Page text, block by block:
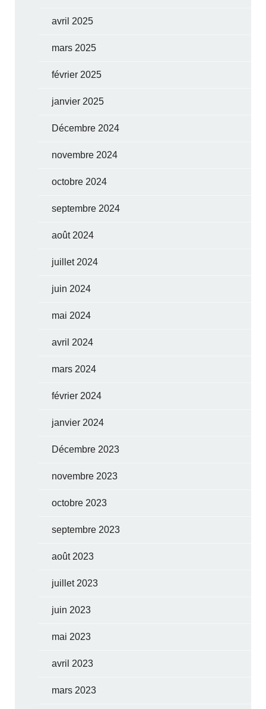
avril 2025
mars 2025
février 2025
janvier 2025
Décembre 2024
novembre 2024
octobre 2024
septembre 2024
août 2024
juillet 2024
juin 2024
mai 2024
avril 2024
mars 2024
février 2024
janvier 2024
Décembre 2023
novembre 2023
octobre 2023
septembre 2023
août 2023
juillet 2023
juin 2023
mai 2023
avril 2023
mars 2023